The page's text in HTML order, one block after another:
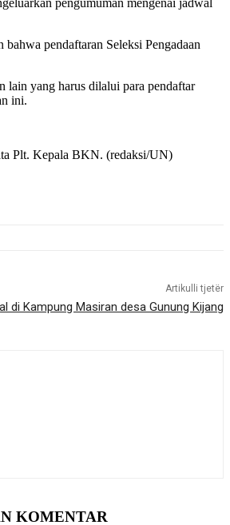
pengumuman mengenai jadwal
pendaftaran Seleksi Pengadaan
lain yang harus dilalui para pendaftar
ini.
Plt. Kepala BKN. (redaksi/UN)
Artikulli tjetër
di Kampung Masiran desa Gunung Kijang
KOMENTAR